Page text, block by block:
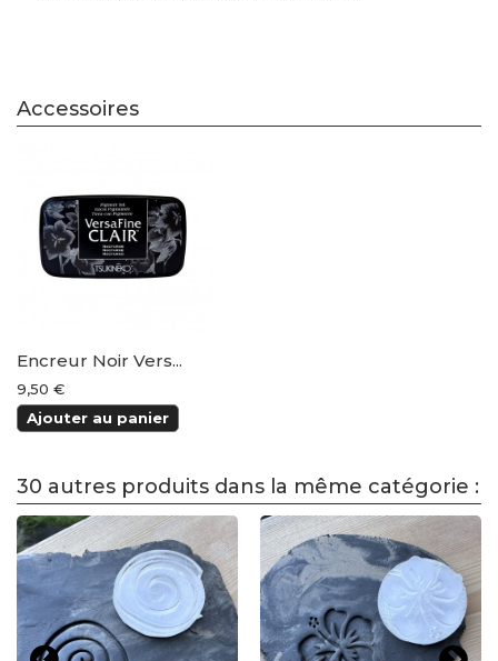
Accessoires
Encreur Noir Vers...
9,50 €
Ajouter au panier
30 autres produits dans la même catégorie :